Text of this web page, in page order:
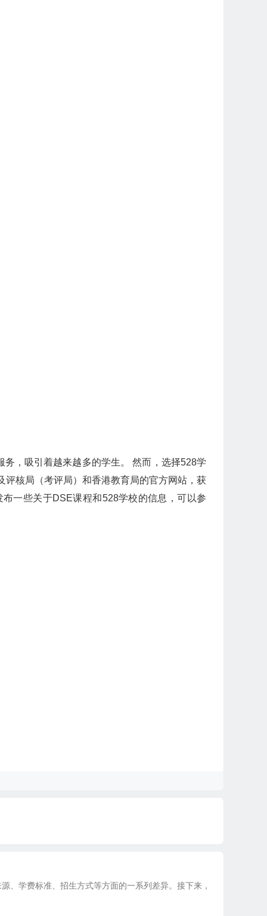
，吸引着越来越多的学生。 然而，选择528学
核局（考评局）和香港教育局的官方网站，获
一些关于DSE课程和528学校的信息，可以参
、学费标准、招生方式等方面的一系列差异。接下来，